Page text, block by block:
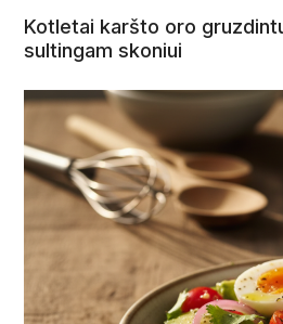
Kotletai karšto oro
sultingam skoniui